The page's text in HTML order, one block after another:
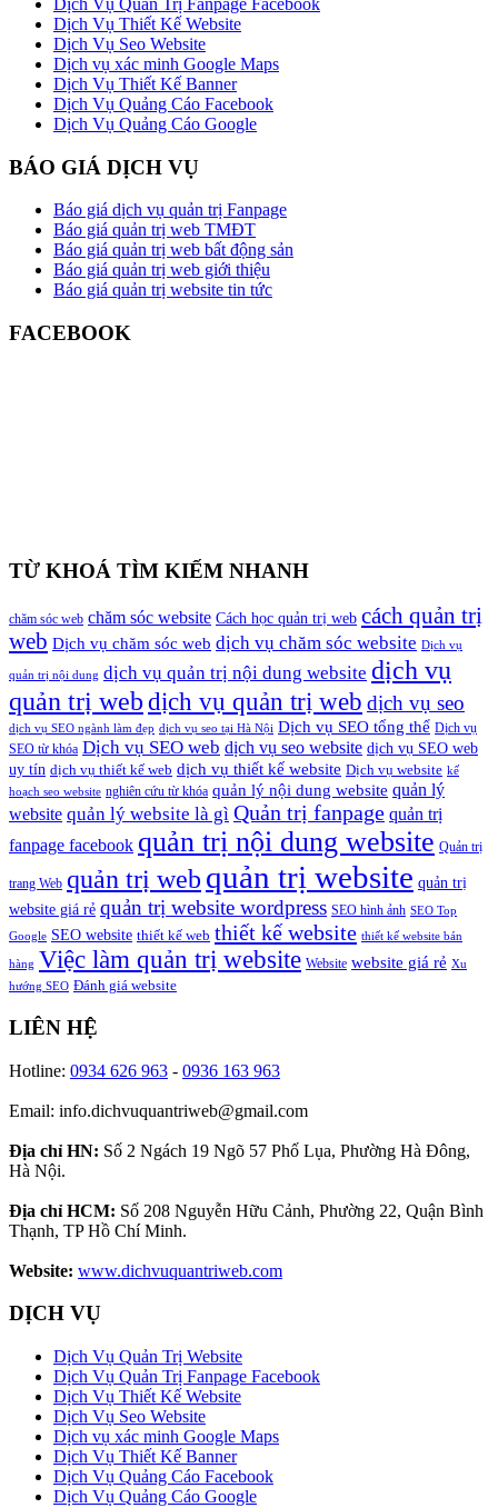
Dịch Vụ Quản Trị Fanpage Facebook
Dịch Vụ Thiết Kế Website
Dịch Vụ Seo Website
Dịch vụ xác minh Google Maps
Dịch Vụ Thiết Kế Banner
Dịch Vụ Quảng Cáo Facebook
Dịch Vụ Quảng Cáo Google
BÁO GIÁ DỊCH VỤ
Báo giá dịch vụ quản trị Fanpage
Báo giá quản trị web TMĐT
Báo giá quản trị web bất động sản
Báo giá quản trị web giới thiệu
Báo giá quản trị website tin tức
FACEBOOK
TỪ KHOÁ TÌM KIẾM NHANH
chăm sóc web chăm sóc website Cách học quản trị web cách quản trị
web Dịch vụ chăm sóc web dịch vụ chăm sóc website Dịch vụ
quản trị nội dung dịch vụ quản trị nội dung website dịch vụ
quản trị web dịch vụ quản trị web dịch vụ seo
dịch vụ SEO ngành làm đẹp dịch vụ seo tại Hà Nội Dịch vụ SEO tổng thể Dịch vụ
SEO từ khóa Dịch vụ SEO web dịch vụ seo website dịch vụ SEO web
uy tín dịch vụ thiết kế web dịch vụ thiết kế website Dịch vụ website kế
hoạch seo website nghiên cứu từ khóa quản lý nội dung website quản lý
website quản lý website là gì Quản trị fanpage quản trị
fanpage facebook quản trị nội dung website Quản trị
trang Web quản trị web quản trị website quản trị
website giá rẻ quản trị website wordpress SEO hình ảnh SEO Top
Google SEO website thiết kế web thiết kế website thiết kế website bán
hàng Việc làm quản trị website Website website giá rẻ Xu
hướng SEO Đánh giá website
LIÊN HỆ
Hotline: 0934 626 963 - 0936 163 963
Email: info.dichvuquantriweb@gmail.com
Địa chỉ HN: Số 2 Ngách 19 Ngõ 57 Phố Lụa, Phường Hà Đông,
Hà Nội.
Địa chỉ HCM: Số 208 Nguyễn Hữu Cảnh, Phường 22, Quận Bình
Thạnh, TP Hồ Chí Minh.
Website: www.dichvuquantriweb.com
DỊCH VỤ
Dịch Vụ Quản Trị Website
Dịch Vụ Quản Trị Fanpage Facebook
Dịch Vụ Thiết Kế Website
Dịch Vụ Seo Website
Dịch vụ xác minh Google Maps
Dịch Vụ Thiết Kế Banner
Dịch Vụ Quảng Cáo Facebook
Dịch Vụ Quảng Cáo Google